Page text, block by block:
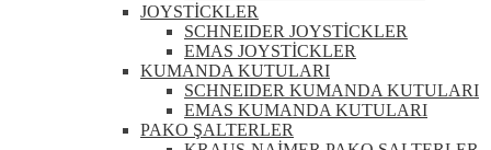
JOYSTİCKLER
SCHNEIDER JOYSTİCKLER
EMAS JOYSTİCKLER
KUMANDA KUTULARI
SCHNEIDER KUMANDA KUTULARI
EMAS KUMANDA KUTULARI
PAKO ŞALTERLER